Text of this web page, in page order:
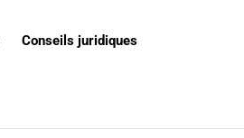
Conseils juridiques